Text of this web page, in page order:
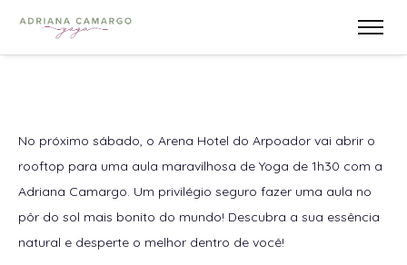
No próximo sábado, o Arena Hotel do Arpoador vai abrir o
rooftop para uma aula maravilhosa de Yoga de 1h30 com a
Adriana Camargo. Um privilégio seguro fazer uma aula no
pôr do sol mais bonito do mundo! Descubra a sua essência
natural e desperte o melhor dentro de você!